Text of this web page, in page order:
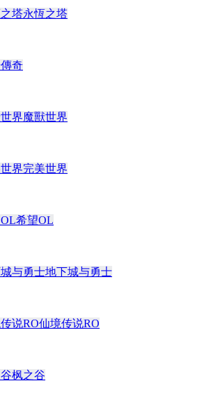
永恆之塔
傳奇
魔獸世界
完美世界
希望OL
地下城与勇士
仙境传说RO
枫之谷